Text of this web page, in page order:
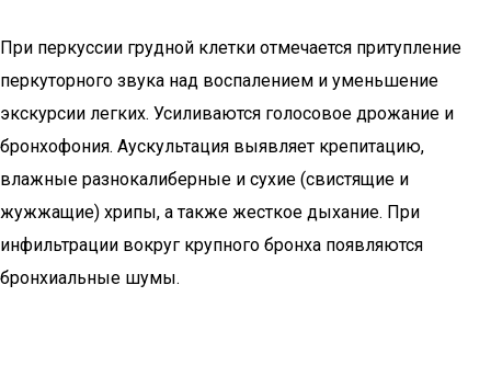
При перкуссии грудной клетки отмечается притупление
перкуторного звука над воспалением и уменьшение
экскурсии легких. Усиливаются голосовое дрожание и
бронхофония. Аускультация выявляет крепитацию,
влажные разнокалиберные и сухие (свистящие и
жужжащие) хрипы, а также жесткое дыхание. При
инфильтрации вокруг крупного бронха появляются
бронхиальные шумы.